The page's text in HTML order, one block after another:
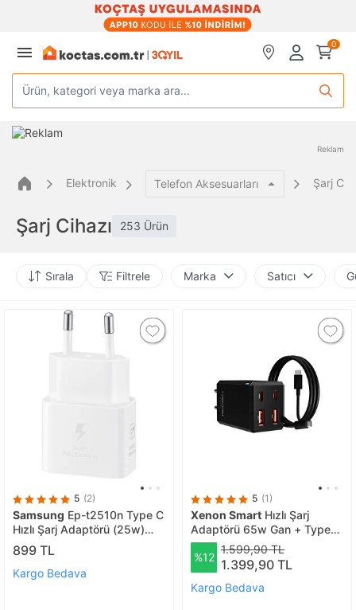
0
Ürün, kategori veya marka ara...
Reklam
Elektronik Telefon Aksesuarları Şarj
Şarj Cihazı 253 Ürün
Sırala Filtrele Marka Satıcı
5 (2)
Samsung Ep-t2510n Type C
Hızlı Şarj Adaptörü (25w)
Beyaz
899 TL
Kargo Bedava
5 (1)
Xenon Smart Hızlı Şarj
Adaptörü 65w Gan + Type-c
Kablo 100w Pd | 4 Port,
Iphone & Samsung Uyumlu
(x6425) 1072 Siyah
%12
1.599,90 TL
1.399,90 TL
Kargo Bedava